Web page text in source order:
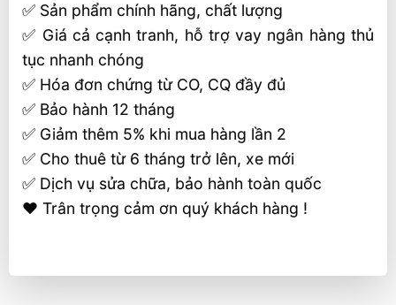
✅ Sản phẩm chính hãng, chất lượng
✅ Giá cả cạnh tranh, hỗ trợ vay ngân hàng thủ
tục nhanh chóng
✅ Hóa đơn chứng từ CO, CQ đầy đủ
✅ Bảo hành 12 tháng
✅ Giảm thêm 5% khi mua hàng lần 2
✅ Cho thuê từ 6 tháng trở lên, xe mới
✅ Dịch vụ sửa chữa, bảo hành toàn quốc
❤️ Trân trọng cảm ơn quý khách hàng !